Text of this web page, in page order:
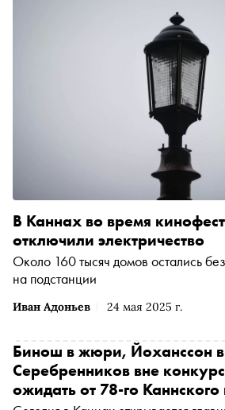
Иван Адоньев 24 мая 2025 г.
В Каннах во время
отключили электричество
Около 160 тысяч домов остались
на подстанции
Бинош в жюри, Йоханссон
Серебренников вне
ожидать от 78-го